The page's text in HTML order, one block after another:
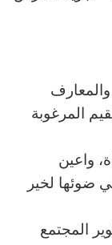
المرغوبة
واعين
ضوئها لخير
المجتمع